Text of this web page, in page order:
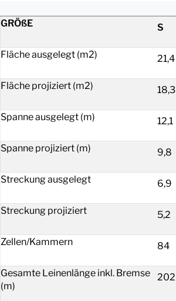
GRÖßE S
Fläche ausgelegt (m2) 21,4
Fläche projiziert (m2) 18,3
Spanne ausgelegt (m) 12,1
Spanne projiziert (m) 9,8
Streckung ausgelegt 6,9
Streckung projiziert 5,2
Zellen/Kammern 84
Gesamte Leinenlänge inkl. Bremse
(m)
202